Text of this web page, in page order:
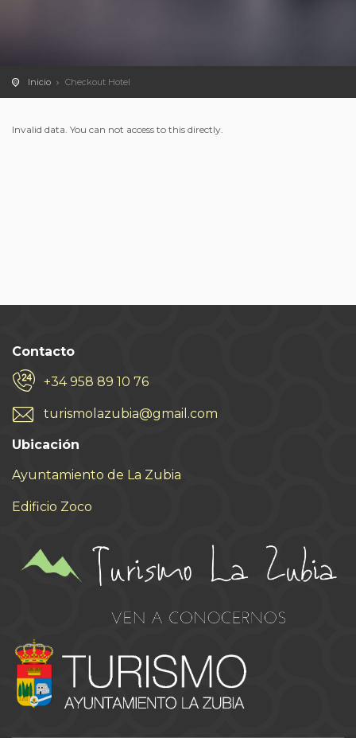
Inicio Checkout Hotel
Invalid data. You can not access to this directly.
Contacto
+34 958 89 10 76
turismolazubia@gmail.com
Ubicación
Ayuntamiento de La Zubia
Edificio Zoco